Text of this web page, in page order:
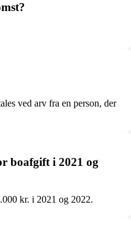
ved arv fra en person, der
boafgift i 2021 og
kr. i 2021 og 2022.